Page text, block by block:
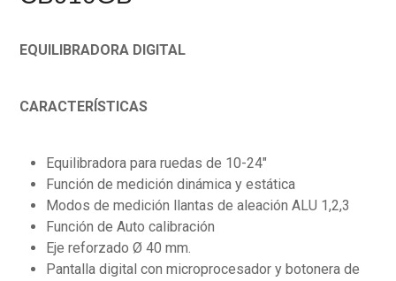
EQUILIBRADORA DIGITAL
CARACTERÍSTICAS
Equilibradora para ruedas de 10-24″
Función de medición dinámica y estática
Modos de medición llantas de aleación ALU 1,2,3
Función de Auto calibración
Eje reforzado Ø 40 mm.
Pantalla digital con microprocesador y botonera de